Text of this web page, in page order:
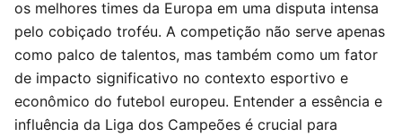
os melhores times da Europa em uma disputa intensa
pelo cobiçado troféu. A competição não serve apenas
como palco de talentos, mas também como um fator
de impacto significativo no contexto esportivo e
econômico do futebol europeu. Entender a essência e
influência da Liga dos Campeões é crucial para